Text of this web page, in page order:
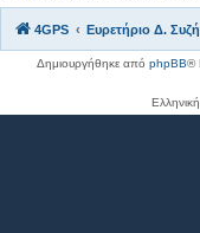
4GPS Ευρετήριο Δ.
Δημιουργήθηκε από phpBB®